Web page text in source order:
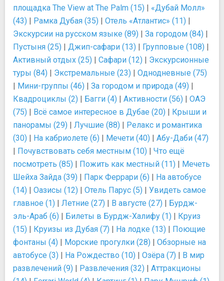
площадка The View at The Palm (15) | «Дубай Молл»
(43) | Рамка Дубая (35) | Отель «Атлантис» (11) |
Экскурсии на русском языке (89) | За городом (84) |
Пустыня (25) | Джип-сафари (13) | Групповые (108) |
Активный отдых (25) | Сафари (12) | Экскурсионные
туры (84) | Экстремальные (23) | Однодневные (75)
| Мини-группы (46) | За городом и природа (49) |
Квадроциклы (2) | Багги (4) | Активности (56) | ОАЭ
(75) | Всё самое интересное в Дубае (20) | Крыши и
панорамы (29) | Лучшие (88) | Релакс и романтика
(30) | На кабриолете (6) | Мечети (40) | Абу-Даби (47)
| Почувствовать себя местным (10) | Что ещё
посмотреть (85) | Пожить как местный (11) | Мечеть
Шейха Зайда (39) | Парк Феррари (6) | На автобусе
(14) | Оазисы (12) | Отель Парус (5) | Увидеть самое
главное (1) | Летние (27) | В августе (27) | Бурдж-
эль-Араб (6) | Билеты в Бурдж-Халифу (1) | Круиз
(15) | Круизы из Дубая (7) | На лодке (13) | Поющие
фонтаны (4) | Морские прогулки (28) | Обзорные на
автобусе (3) | На Рождество (10) | Озёра (7) | В мир
развлечений (9) | Развлечения (32) | Аттракционы